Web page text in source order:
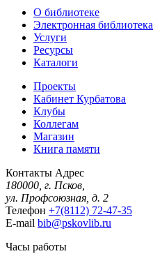
О библиотеке
Электронная библиотека
Услуги
Ресурсы
Каталоги
Проекты
Кабинет Курбатова
Клубы
Коллегам
Магазин
Книга памяти
Контакты Адрес
180000, г. Псков,
ул. Профсоюзная, д. 2
Телефон +7(8112) 72-47-35
E-mail bib@pskovlib.ru
Часы работы